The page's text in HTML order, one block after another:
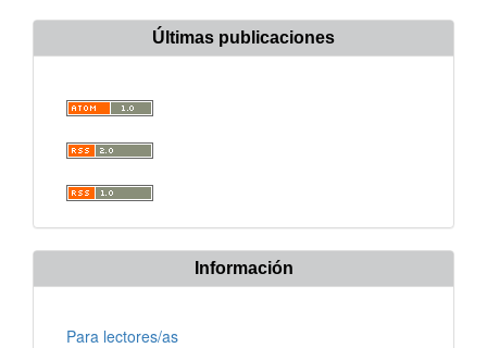
Últimas publicaciones
Información
Para lectores/as